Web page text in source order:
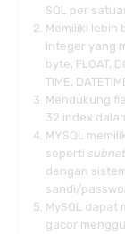
SQL per
Memiliki
integer yang
byte, FLOAT,
TIME,
Mendukung
32 index
MYSQL
seperti
dengan
sandi/
MySQL dapat
gacor